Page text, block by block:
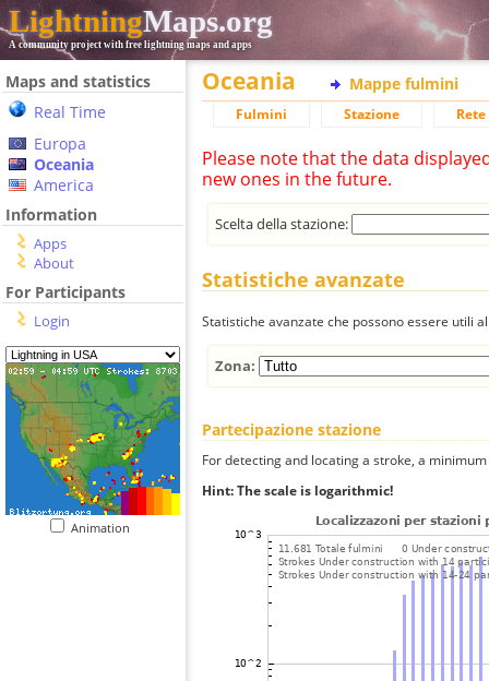
LightningMaps.org
A community project with free lightning maps and apps
Maps and statistics
Real Time
Europa
Oceania
America
Information
Apps
About
For Participants
Login
Animation
Oceania Mappe fulmini
Fulmini Stazione
Please note that the data
new ones in the future.
Scelta della stazione:
Statistiche avanzate
Statistiche avanzate che possono essere utili
Zona:
Partecipazione stazione
For detecting and locating a stroke, a
Hint: The scale is logarithmic!